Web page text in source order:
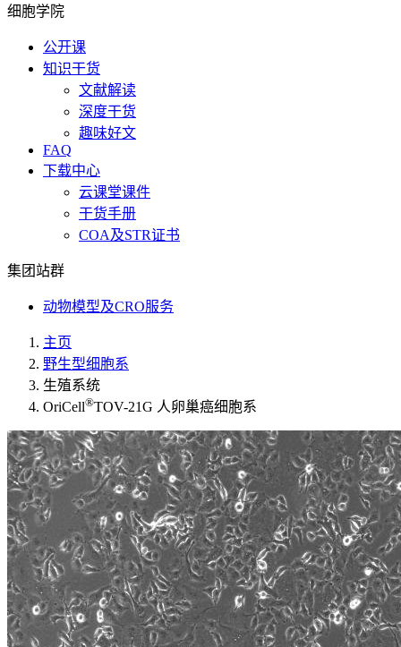
细胞学院
公开课
知识干货
文献解读
深度干货
趣味好文
FAQ
下载中心
云课堂课件
干货手册
COA及STR证书
集团站群
动物模型及CRO服务
主页
野生型细胞系
生殖系统
OriCell®TOV-21G 人卵巢癌细胞系